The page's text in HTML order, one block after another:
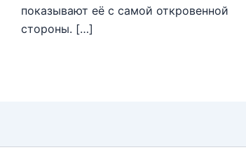
показывают её с самой откровенной
стороны. […]